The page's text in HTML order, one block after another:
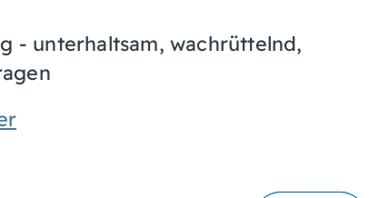
- unterhaltsam, wachrüttelnd,